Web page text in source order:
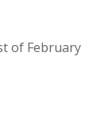
of February